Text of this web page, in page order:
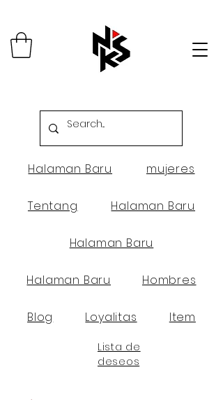
Halaman Baru mujeres
Tentang Halaman Baru
Halaman Baru
Halaman Baru Hombres
Blog Loyalitas Item
Lista de
deseos